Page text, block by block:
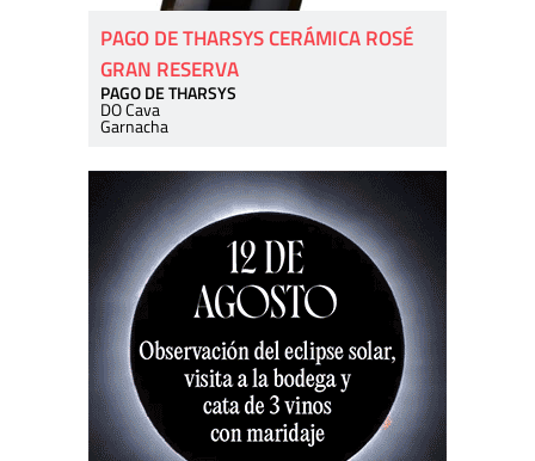
PAGO DE THARSYS CERÁMICA ROSÉ
GRAN RESERVA
PAGO DE THARSYS
DO Cava
Garnacha